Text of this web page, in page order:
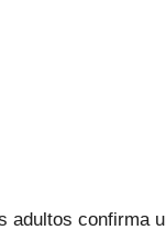
adultos confirma